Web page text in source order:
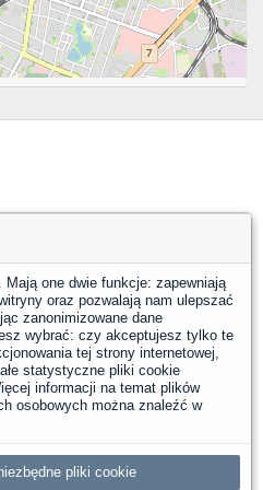
X InstagramYouTube
Polskie Linie Kolejowe S.A.
one dwie funkcje: zapewniają
oraz pozwalają nam ulepszać
zanonimizowane dane
wybrać: czy akceptujesz tylko te
tej strony internetowej,
statystyczne pliki cookie
informacji na temat plików
osobowych można znaleźć w
pliki cookie